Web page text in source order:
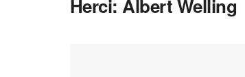
Herci:Albert Welling